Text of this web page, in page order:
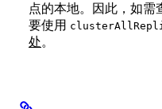
点的本地。因此，如需
要使用
处。